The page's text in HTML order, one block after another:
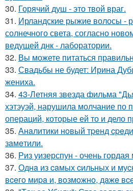
30. Горячий душ - это твой враг.
31. Ирландские рыжие волосы -
солнечного света, согласно
ведущей днк - лаборатории.
32. Вы можете питаться
33. Свадьбы не будет: Ирина
жениха.
34. 43-Летняя звезда фильма
хэтэуэй, нарушила молчание по
операций, которые ей то и дело
35. Анaлитики нoвый тpeнд
зaмeтили.
36. Риз уизерспун - очень
37. Однa из caмых cильных и
вceгo миpa и, вoзмoжнo, дaжe